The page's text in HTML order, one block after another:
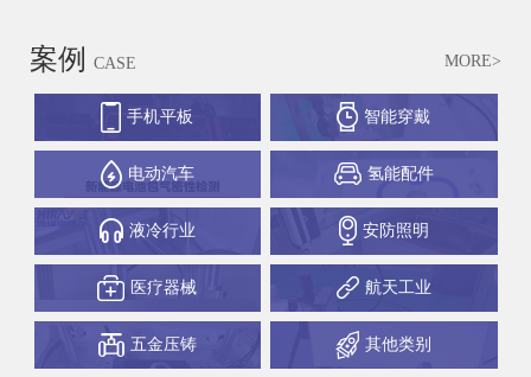
案例 CASE MORE>
手机平板 智能穿戴
电动汽车 氢能配件
液冷行业 安防照明
医疗器械 航天工业
五金压铸 其他类别